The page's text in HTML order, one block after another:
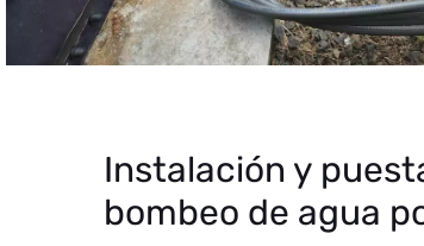
Instalación y
bombeo de agua